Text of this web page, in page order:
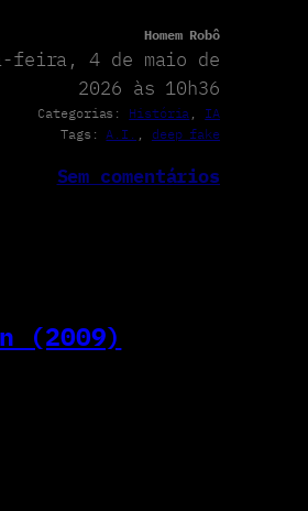
Homem Robô
feira, 4 de maio de
2026 às 10h36
Categorias: História
IA
Tags: A.I. deep fake
Sem comentários
(2009)